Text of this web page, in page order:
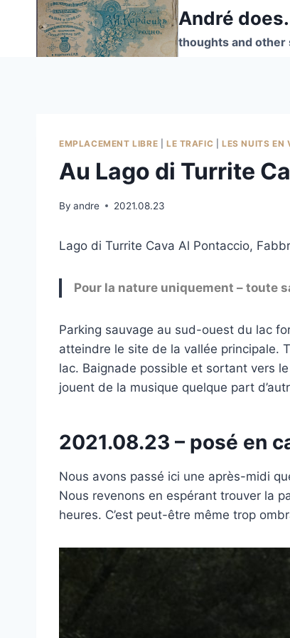
André
thoughts and other
EMPLACEMENT LIBRE LE TRAFIC |LES NUITS EN
Au Lago di Turrite
By andre 2021.08.23
Lago di Turrite Cava Al Pontaccio,
Pour la nature uniquement – toute
Parking sauvage au sud-ouest du lac
atteindre le site de la vallée principale.
lac. Baignade possible et sortant vers
jouent de la musique quelque part
2021.08.23 – posé en
Nous avons passé ici une après-midi
Nous revenons en espérant trouver la
heures. C’est peut-être même trop